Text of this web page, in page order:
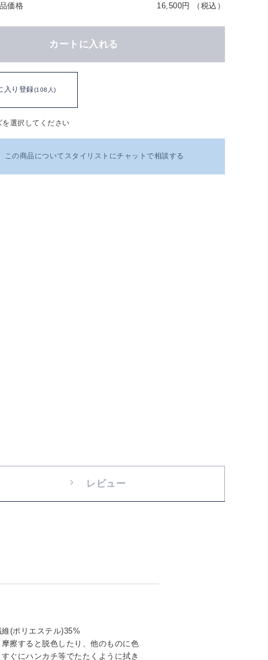
価格 16,500円 （税込）
カートに入れる
入り登録(108人)
選択してください
この商品についてスタイリストにチャットで相談する
レビュー
(ポリエステル)35%
擦すると脱色したり、他のものに色
ぐにハンカチ等でたたくように拭き